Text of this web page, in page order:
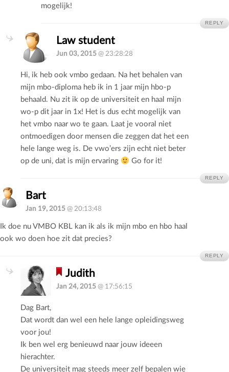
mogelijk!
REPLY
Law student
Jun 03, 2015@ 23:28:28
Hi, ik heb ook vmbo gedaan. Na het behalen van
mijn mbo-diploma heb ik in 1 jaar mijn hbo-p
behaald. Nu zit ik op de universiteit en haal mijn
wo-p dit jaar in 1x! Het is dus echt mogelijk van
het vmbo naar wo te gaan. Laat je vooral niet
ontmoedigen door mensen die zeggen dat het een
hele lange weg is. De vwo’ers zijn echt niet beter
op de uni, dat is mijn ervaring
Go for it!
REPLY
Bart
Jan 19, 2015@ 20:13:48
Ik doe nu VMBO KBL kan ik als ik mijn mbo en hbo haal
ook wo doen hoe zit dat precies?
REPLY
Judith
Jan 24, 2015@ 17:56:15
Dag Bart,
Dat wordt dan wel een hele lange opleidingsweg
voor jou!
Ik ben wel erg benieuwd naar jouw ideeen
hierachter.
De universiteit mag steeds meer zelf bepalen wie